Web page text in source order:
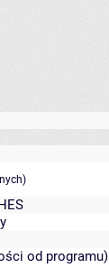
od programu)